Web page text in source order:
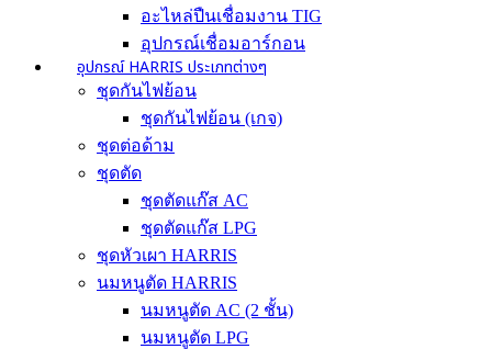
อะไหล่ปืนเชื่อมงาน TIG
อุปกรณ์เชื่อมอาร์กอน
อุปกรณ์ HARRIS ประเภทต่างๆ
ชุดกันไฟย้อน
ชุดกันไฟย้อน (เกจ)
ชุดต่อด้าม
ชุดตัด
ชุดตัดแก๊ส AC
ชุดตัดแก๊ส LPG
ชุดหัวเผา HARRIS
นมหนูตัด HARRIS
นมหนูตัด AC (2 ชั้น)
นมหนูตัด LPG